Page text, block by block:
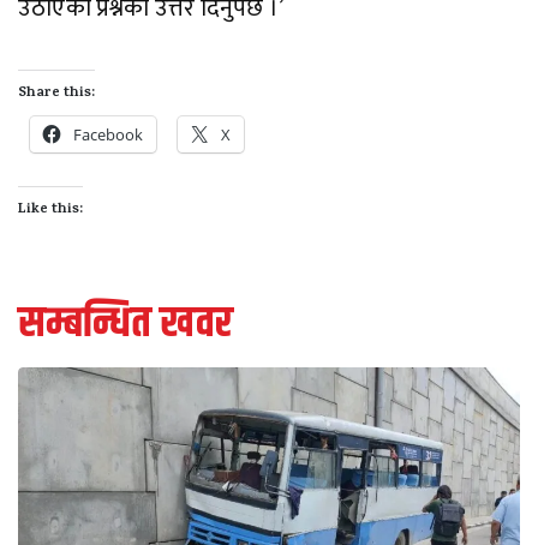
उठाएका प्रश्नको उत्तर दिनुपर्छ ।’
Share this:
Facebook X
Like this:
सम्बन्धित खवर